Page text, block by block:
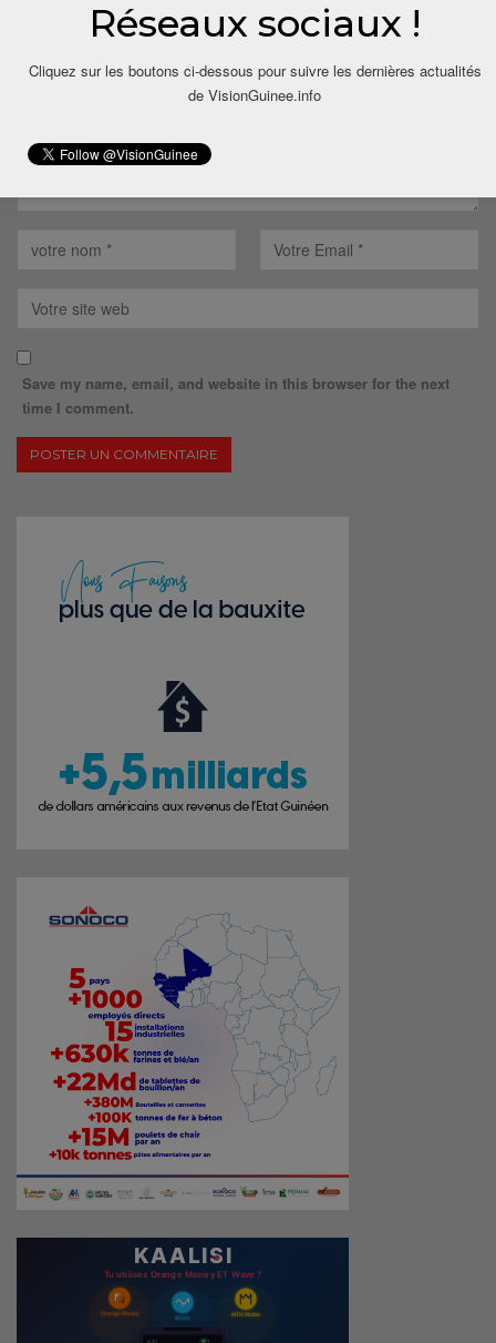
Votre adresse email ne sera pas publiée.
Save my name, email, and website in this browser for the next
time I comment.
Réseaux sociaux !
Cliquez sur les boutons ci-dessous pour suivre les dernières actualités
de VisionGuinee.info